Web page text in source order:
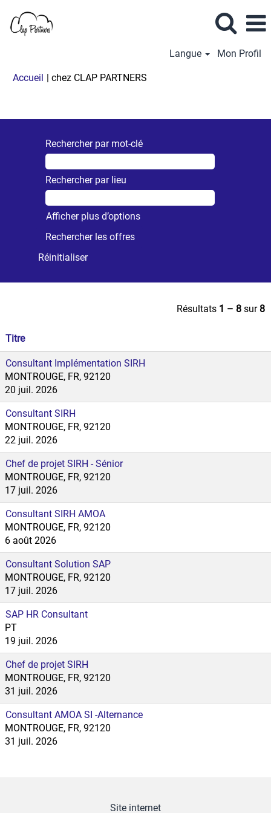
Langue Mon Profil
Accueil | chez CLAP PARTNERS
Rechercher par mot-clé
Rechercher par lieu
Afficher plus d’options
Réinitialiser
Résultats 1 – 8 sur8
Titre
Consultant Implémentation SIRH
MONTROUGE, FR, 92120
20 juil. 2026
Consultant SIRH
MONTROUGE, FR, 92120
22 juil. 2026
Chef de projet SIRH - Sénior
MONTROUGE, FR, 92120
17 juil. 2026
Consultant SIRH AMOA
MONTROUGE, FR, 92120
6 août 2026
Consultant Solution SAP
MONTROUGE, FR, 92120
17 juil. 2026
SAP HR Consultant
PT
19 juil. 2026
Chef de projet SIRH
MONTROUGE, FR, 92120
31 juil. 2026
Consultant AMOA SI -Alternance
MONTROUGE, FR, 92120
31 juil. 2026
Site internet